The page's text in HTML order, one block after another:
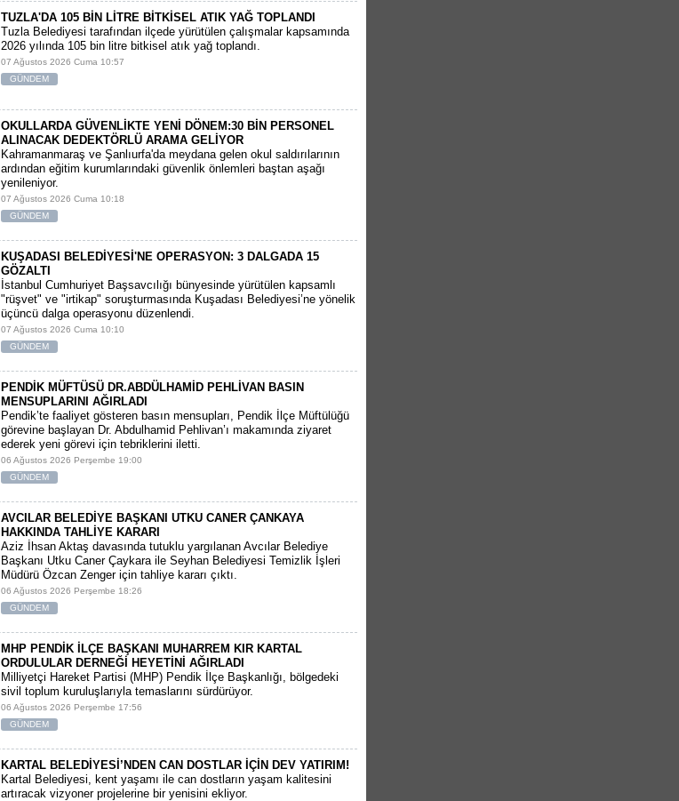
TUZLA'DA 105 BİN LİTRE BİTKİSEL ATIK YAĞ TOPLANDI
Tuzla Belediyesi tarafından ilçede yürütülen çalışmalar kapsamında
2026 yılında 105 bin litre bitkisel atık yağ toplandı.
07 Ağustos 2026 Cuma 10:57
GÜNDEM
OKULLARDA GÜVENLİKTE YENİ DÖNEM:30 BİN PERSONEL
ALINACAK DEDEKTÖRLÜ ARAMA GELİYOR
​Kahramanmaraş ve Şanlıurfa'da meydana gelen okul saldırılarının
ardından eğitim kurumlarındaki güvenlik önlemleri baştan aşağı
yenileniyor.
07 Ağustos 2026 Cuma 10:18
GÜNDEM
KUŞADASI BELEDİYESİ'NE OPERASYON: 3 DALGADA 15
GÖZALTI
​İstanbul Cumhuriyet Başsavcılığı bünyesinde yürütülen kapsamlı
"rüşvet" ve "irtikap" soruşturmasında Kuşadası Belediyesi’ne yönelik
üçüncü dalga operasyonu düzenlendi.
07 Ağustos 2026 Cuma 10:10
GÜNDEM
PENDİK MÜFTÜSÜ DR.ABDÜLHAMİD PEHLİVAN BASIN
MENSUPLARINI AĞIRLADI
​Pendik’te faaliyet gösteren basın mensupları, Pendik İlçe Müftülüğü
görevine başlayan Dr. Abdulhamid Pehlivan’ı makamında ziyaret
ederek yeni görevi için tebriklerini iletti.
06 Ağustos 2026 Perşembe 19:00
GÜNDEM
AVCILAR BELEDİYE BAŞKANI UTKU CANER ÇANKAYA
HAKKINDA TAHLİYE KARARI
​Aziz İhsan Aktaş davasında tutuklu yargılanan Avcılar Belediye
Başkanı Utku Caner Çaykara ile Seyhan Belediyesi Temizlik İşleri
Müdürü Özcan Zenger için tahliye kararı çıktı.
06 Ağustos 2026 Perşembe 18:26
GÜNDEM
MHP PENDİK İLÇE BAŞKANI MUHARREM KIR KARTAL
ORDULULAR DERNEĞİ HEYETİNİ AĞIRLADI
​Milliyetçi Hareket Partisi (MHP) Pendik İlçe Başkanlığı, bölgedeki
sivil toplum kuruluşlarıyla temaslarını sürdürüyor.
06 Ağustos 2026 Perşembe 17:56
GÜNDEM
KARTAL BELEDİYESİ’NDEN CAN DOSTLAR İÇİN DEV YATIRIM!
Kartal Belediyesi, kent yaşamı ile can dostların yaşam kalitesini
artıracak vizyoner projelerine bir yenisini ekliyor.